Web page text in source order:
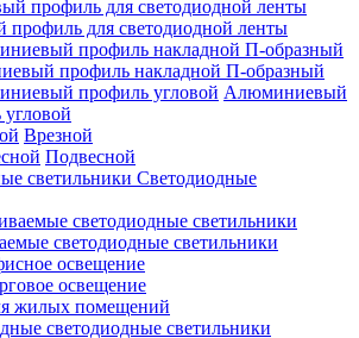
для светодиодной ленты
профиль накладной П-образный
Алюминиевый
Врезной
Подвесной
Светодиодные
светодиодные светильники
освещение
освещение
жилых помещений